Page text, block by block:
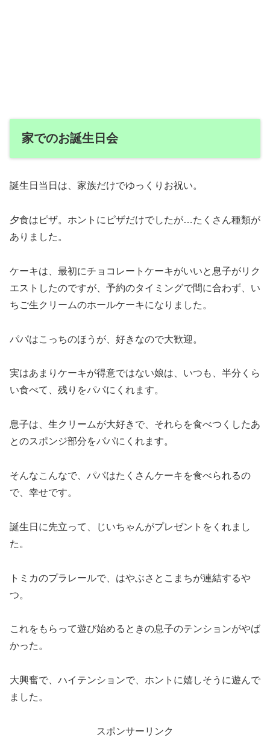
家でのお誕生日会
誕生日当日は、家族だけでゆっくりお祝い。
夕食はピザ。ホントにピザだけでしたが…たくさん種類が
ありました。
ケーキは、最初にチョコレートケーキがいいと息子がリク
エストしたのですが、予約のタイミングで間に合わず、い
ちご生クリームのホールケーキになりました。
パパはこっちのほうが、好きなので大歓迎。
実はあまりケーキが得意ではない娘は、いつも、半分くら
い食べて、残りをパパにくれます。
息子は、生クリームが大好きで、それらを食べつくしたあ
とのスポンジ部分をパパにくれます。
そんなこんなで、パパはたくさんケーキを食べられるの
で、幸せです。
誕生日に先立って、じいちゃんがプレゼントをくれまし
た。
トミカのプラレールで、はやぶさとこまちが連結するや
つ。
これをもらって遊び始めるときの息子のテンションがやば
かった。
大興奮で、ハイテンションで、ホントに嬉しそうに遊んで
ました。
スポンサーリンク